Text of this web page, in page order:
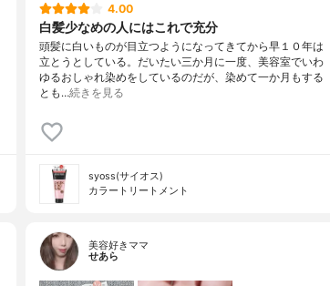
4.00
白髪少なめの人にはこれで充分
頭髪に白いものが目立つようになってきてから早１０年は
立とうとしている。だいたい三か月に一度、美容室でいわ
ゆるおしゃれ染めをしているのだが、染めて一か月もする
とも…続きを見る
syoss(サイオス)
カラートリートメント
美容好きママ
せあら